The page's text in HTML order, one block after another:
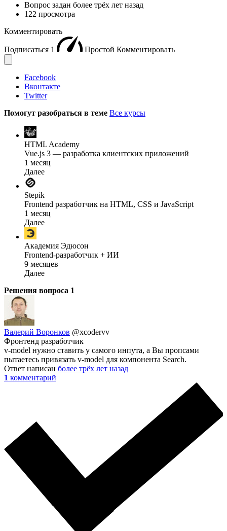
Вопрос задан более трёх лет назад
122 просмотра
Комментировать
Подписаться 1 Простой Комментировать
Facebook
Вконтакте
Twitter
Помогут разобраться в теме Все курсы
HTML Academy
Vue.js 3 — разработка клиентских приложений
1 месяц
Далее
Stepik
Frontend разработчик на HTML, CSS и JavaScript
1 месяц
Далее
Академия Эдюсон
Frontend-разработчик + ИИ
9 месяцев
Далее
Решения вопроса 1
Валерий Воронков @xcodervv
Фронтенд разработчик
v-model нужно ставить у самого инпута, а Вы пропсами
пытаетесь привязать v-model для компонента Search.
Ответ написан более трёх лет назад
1 комментарий